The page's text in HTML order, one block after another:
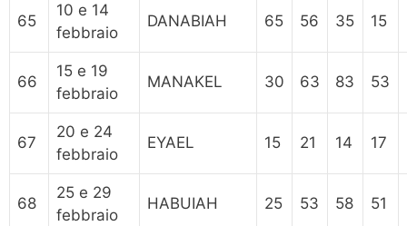
65
10 e 14
febbraio
DANABIAH 65 56 35 15
66
15 e 19
febbraio
MANAKEL 30 63 83 53
67
20 e 24
febbraio
EYAEL 15 21 14 17
68
25 e 29
febbraio
HABUIAH 25 53 58 51